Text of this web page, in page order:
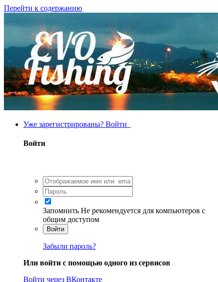
Перейти к содержанию
Уже зарегистрированы? Войти
Войти
Запомнить Не рекомендуется для компьютеров с
общим доступом
Войти
Забыли пароль?
Или войти с помощью одного из сервисов
Войти через ВКонтакте